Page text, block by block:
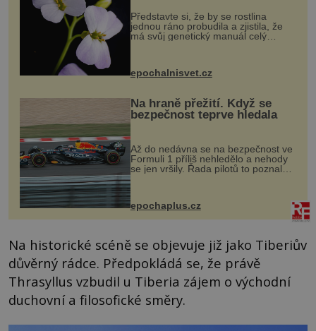
Představte si, že by se rostlina
jednou ráno probudila a zjistila, že
má svůj genetický manuál celý
vstupenka...
epochalnisvet.cz
Na hraně přežití. Když se
bezpečnost teprve hledala
Až do nedávna se na bezpečnost ve
Formuli 1 příliš nehledělo a nehody
se jen vršily. Řada pilotů to poznala
na vlastní kůži, často s trvalými
následky nebo bohužel i ztrátou
života. Dnes nepochopiteln...
epochaplus.cz
Na historické scéně se objevuje již jako Tiberiův
důvěrný rádce. Předpokládá se, že právě
Thrasyllus vzbudil u Tiberia zájem o východní
duchovní a filosofické směry.